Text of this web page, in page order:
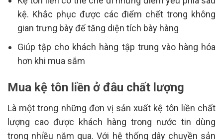
kệ. Khắc phục được các điểm chết trong không
gian trưng bày để tăng diện tích bày hàng
Giúp tập cho khách hàng tập trung vào hàng hóa
hơn khi mua sắm
Mua kệ tôn liền ở đâu chất lượng
Là một trong những đơn vị sản xuất kệ tôn liền chất
lượng cao được khách hàng trong nước tin dùng
trong nhiều năm qua. Với hệ thống dây chuyền sản